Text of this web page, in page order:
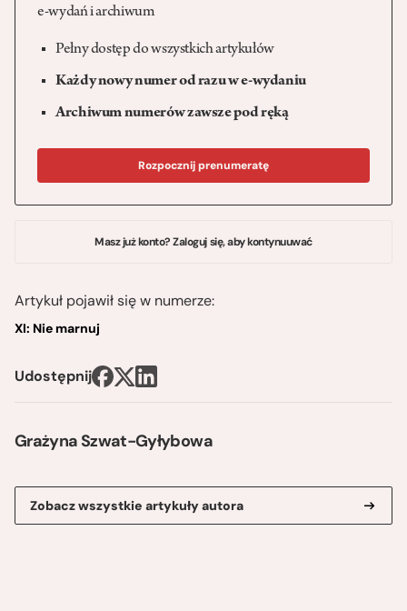
Grażyna Szwat-Gyłybowa
Zobacz wszystkie artykuły autora
e-wydań i archiwum
Pełny dostęp do wszystkich artykułów
Każdy nowy numer od razu w e-wydaniu
Archiwum numerów zawsze pod ręką
Rozpocznij prenumeratę
Masz już konto? Zaloguj się, aby kontynuuwać
Artykuł pojawił się w numerze:
XI: Nie marnuj
Udostępnij